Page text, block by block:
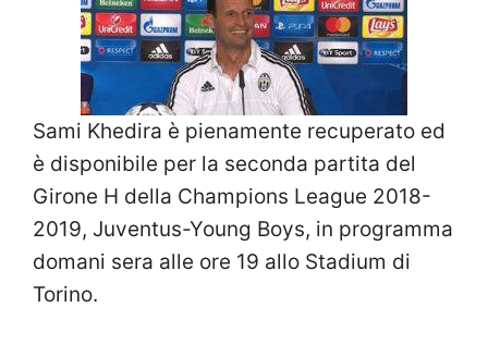
Sami Khedira è pienamente recuperato ed
è disponibile per la seconda partita del
Girone H della Champions League 2018-
2019, Juventus-Young Boys, in programma
domani sera alle ore 19 allo Stadium di
Torino.